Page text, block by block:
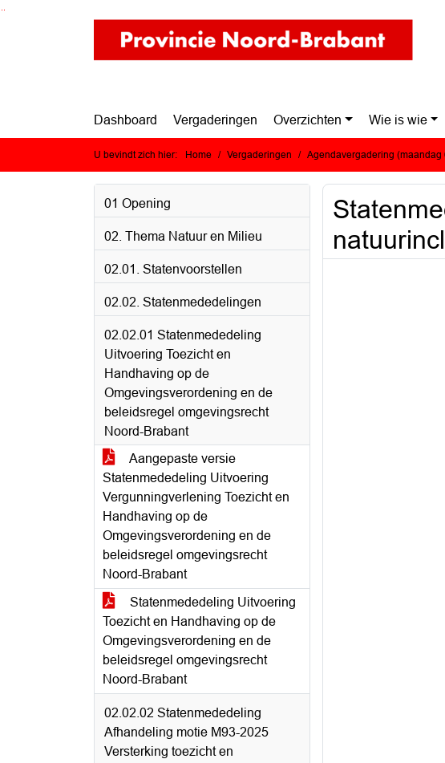
Ga naar de inhoud van deze pagina
Ga naar het zoeken
Ga naar het menu
Dashboard Vergaderingen Overzichten Wie is wie
U bevindt zich hier: Home Vergaderingen Agendavergadering (maandag
01 Opening
02. Thema Natuur en Milieu
02.01. Statenvoorstellen
02.02. Statenmededelingen
02.02.01 Statenmededeling
Uitvoering Toezicht en
Handhaving op de
Omgevingsverordening en de
beleidsregel omgevingsrecht
Noord-Brabant
Aangepaste versie
Statenmededeling Uitvoering
Vergunningverlening Toezicht en
Handhaving op de
Omgevingsverordening en de
beleidsregel omgevingsrecht
Noord-Brabant
Statenmededeling Uitvoering
Toezicht en Handhaving op de
Omgevingsverordening en de
beleidsregel omgevingsrecht
Noord-Brabant
02.02.02 Statenmededeling
Afhandeling motie M93-2025
Versterking toezicht en